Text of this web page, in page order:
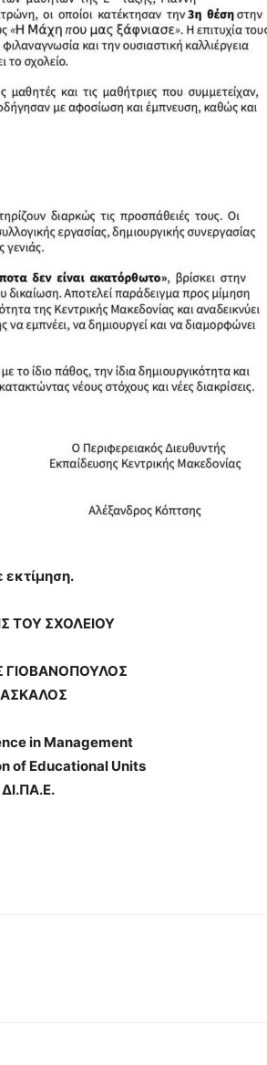
εκτίμηση.
ΤΟΥ ΣΧΟΛΕΙΟΥ
ΓΙΟΒΑΝΟΠΟΥΛΟΣ
in Management
of Educational Units
ΔΙ.ΠΑ.Ε.